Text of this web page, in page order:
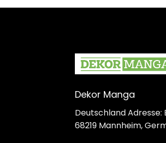
Dekor Manga
Deutschland Adresse:
68219 Mannheim,